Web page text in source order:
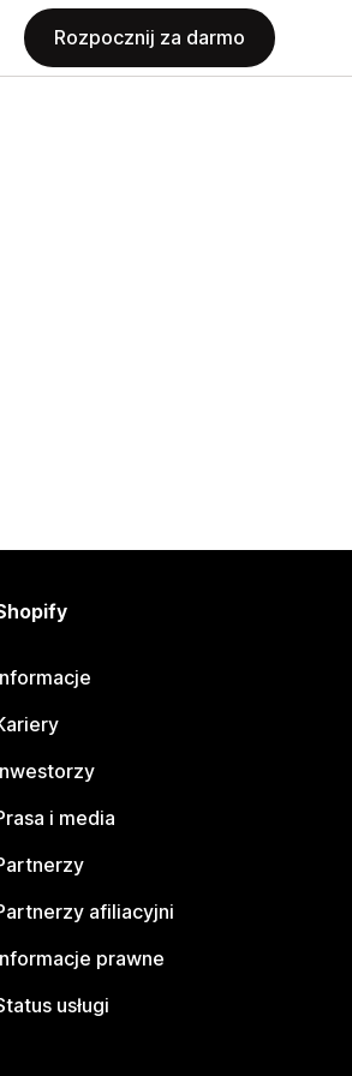
Rozpocznij za darmo
i media
afiliacyjni
prawne
usługi